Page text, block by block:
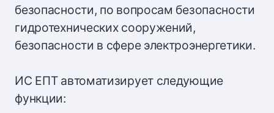
безопасности, по вопросам безопасности
гидротехнических сооружений,
безопасности в сфере электроэнергетики.
ИС ЕПТ автоматизирует следующие
функции: